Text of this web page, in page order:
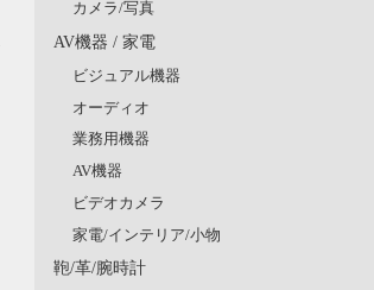
カメラ/写真
AV機器 / 家電
ビジュアル機器
オーディオ
業務用機器
AV機器
ビデオカメラ
家電/インテリア/小物
鞄/革/腕時計